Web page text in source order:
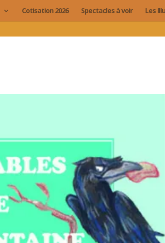
Cotisation 2026 Spectacles à voir Les